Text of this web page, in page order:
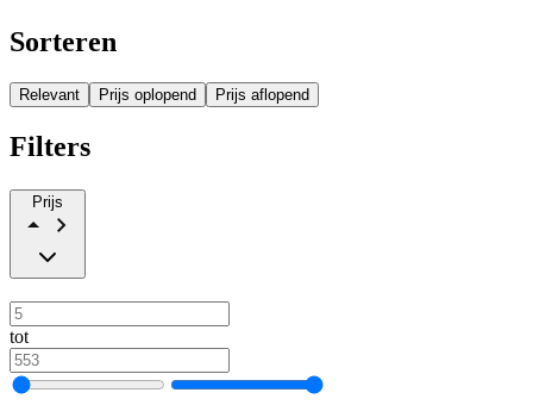
Sorteren
Relevant Prijs oplopend Prijs aflopend
Filters
Prijs
tot